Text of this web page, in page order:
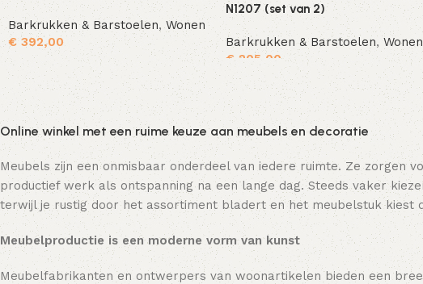
Barkrukken & Barstoelen,Wonen
€ 392,00
Toevoegen aan winkelwagen
N1207 (set van 2)
Barkrukken & Barstoelen, Wonen
€205,00
Toevoegen aan winkelwagen
Online winkel met een ruime keuze aan meubels en decoratie
Meubels zijn een onmisbaar onderdeel van iedere ruimte. Ze
productief werk als ontspanning na een lange dag. Steeds vaker
terwijl je rustig door het assortiment bladert en het meubelstuk kiest
Meubelproductie is een moderne vorm van kunst
Meubelfabrikanten en ontwerpers van woonartikelen bieden een